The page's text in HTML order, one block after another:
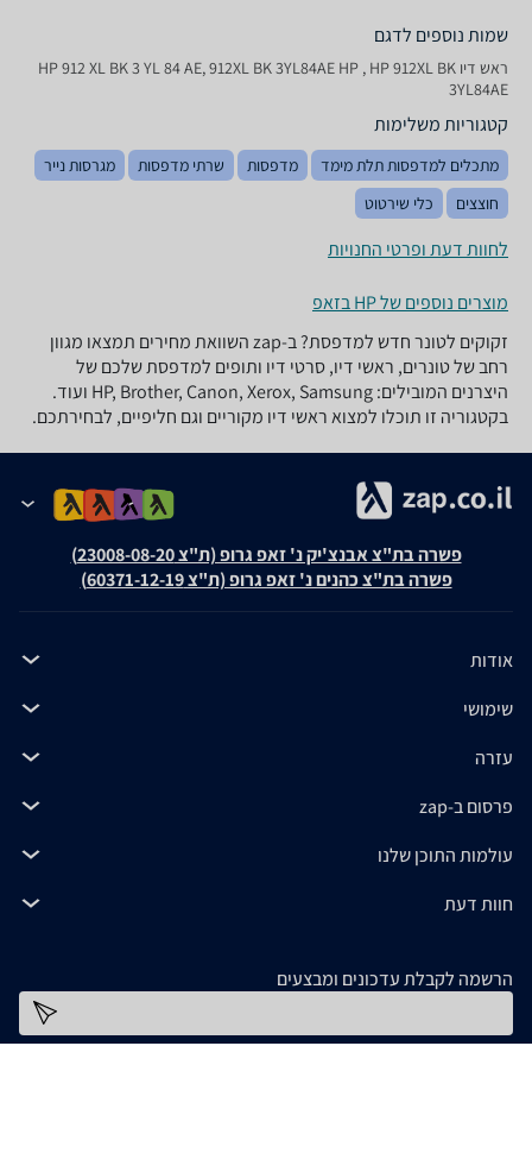
שמות נוספים לדגם
‏ראש דיו HP 912 XL BK 3 YL 84 AE, 912XL BK 3YL84AE HP , HP 912XL BK
3YL84AE
קטגוריות משלימות
מתכלים למדפסות תלת מימד מדפסות שרתי מדפסות
מגרסות נייר
חוצצים
כלי שירטוט
לחוות דעת ופרטי החנויות
מוצרים נוספים של HP בזאפ
זקוקים לטונר חדש למדפסת? ב-zap השוואת מחירים תמצאו מגוון
רחב של טונרים, ראשי דיו, סרטי דיו ותופים למדפסת שלכם של
היצרנים המובילים: HP, Brother, Canon, Xerox, Samsung ועוד.
בקטגוריה זו תוכלו למצוא ראשי דיו מקוריים וגם חליפיים, לבחירתכם.
פשרה בת"צ אבנצ'יק נ' זאפ גרופ (ת"צ 23008-08-20)
פשרה בת"צ כהנים נ' זאפ גרופ (ת"צ 60371-12-19)
אודות
שימושי
עזרה
פרסום ב-zap
עולמות התוכן שלנו
חוות דעת
הרשמה לקבלת עדכונים ומבצעים